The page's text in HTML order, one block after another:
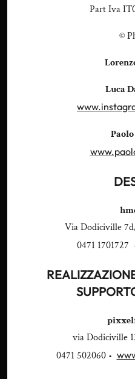
Part Iva
©
Luca
Via Dodiciville
0471 1701727
via Dodiciville
0471 502060 •